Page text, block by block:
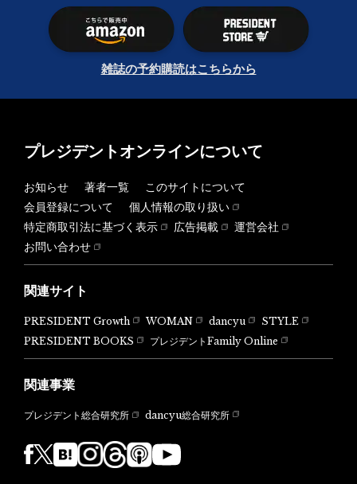
雑誌の予約購読はこちらから
プレジデントオンラインについて
お知らせ 著者一覧
このサイトについて
会員登録について
個人情報の取り扱い
特定商取引法に基づく表示
広告掲載
運営会社
お問い合わせ
関連サイト
PRESIDENT Growth WOMAN dancyu
STYLE
PRESIDENT BOOKS
プレジデントFamily Online
関連事業
プレジデント総合研究所 dancyu総合研究所